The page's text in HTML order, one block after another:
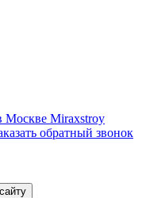
Москве Miraxstroy
обратный звонок